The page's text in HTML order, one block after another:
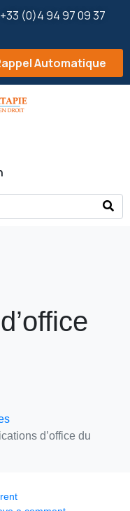
+33 (0)4 94 97 09 37
Automatique
d’office du